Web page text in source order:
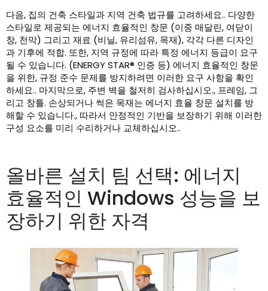
다음, 집의 건축 스타일과 지역 건축 법규를 고려하세요.. 다양한
스타일로 제공되는 에너지 효율적인 창문 (이중 매달린, 여닫이
창, 천막) 그리고 재료 (비닐, 유리섬유, 목재), 각각 다른 디자인
과 기후에 적합. 또한, 지역 규정에 따라 특정 에너지 등급이 요구
될 수 있습니다. (ENERGY STAR® 인증 등) 에너지 효율적인 창문
을 위한, 규정 준수 문제를 방지하려면 이러한 요구 사항을 확인
하세요.. 마지막으로, 주변 벽을 철저히 검사하십시오., 프레임, 그
리고 창틀. 손상되거나 썩은 목재는 에너지 효율 창문 설치를 방
해할 수 있습니다., 따라서 안정적인 기반을 보장하기 위해 이러한
구성 요소를 미리 수리하거나 교체하십시오..
올바른 설치 팀 선택: 에너지
효율적인 Windows 성능을 보
장하기 위한 자격